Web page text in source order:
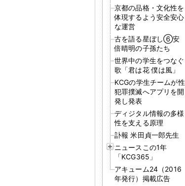
京都の品格・文化性を
体現するよう安全安心
な運営
古を語る星ぼし⑥安
倍晴明の子孫たち
世界中の学生をつなぐ
歌「君は花 僕は風」
KCGの学生チームが性
犯罪撲滅へアプリを開
発し発表
ディジタル情報の多様
性を支える原理
訃報 米田貞一郎先生
ニュースこの1年
「KCG365」
アキューム24（2016
年発行）掲載広告